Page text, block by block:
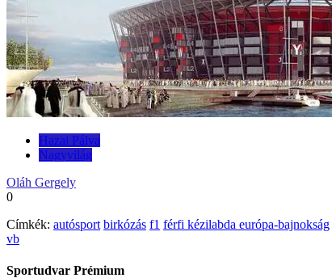
Hazai Pálya
Nagyvilág
Oláh Gergely
0
Címkék: autósport birkózás f1 férfi kézilabda európa-bajnokság
vb
Sportudvar Prémium